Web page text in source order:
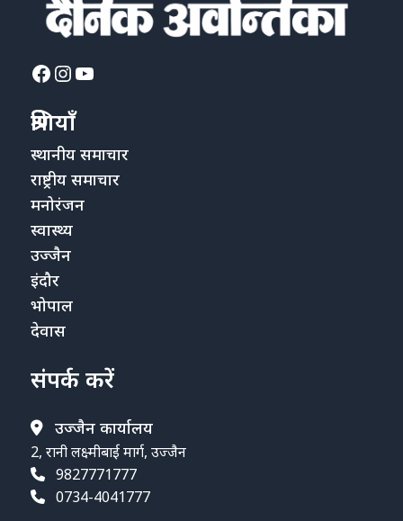
Facebook
Instagram
YouTube
श्रेणियाँ
स्थानीय समाचार
राष्ट्रीय समाचार
मनोरंजन
स्वास्थ्य
उज्जैन
इंदौर
भोपाल
देवास
संपर्क करें
उज्जैन कार्यालय
2, रानी लक्ष्मीबाई मार्ग, उज्जैन
9827771777
0734-4041777